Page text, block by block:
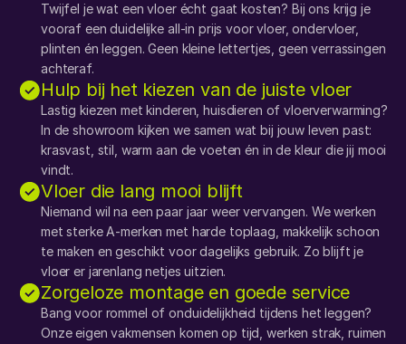
Twijfel je wat een vloer écht gaat kosten? Bij ons krijg je
vooraf een duidelijke all-in prijs voor vloer, ondervloer,
plinten én leggen. Geen kleine lettertjes, geen verrassingen
achteraf.
Hulp bij het kiezen van de juiste vloer
Lastig kiezen met kinderen, huisdieren of vloerverwarming?
In de showroom kijken we samen wat bij jouw leven past:
krasvast, stil, warm aan de voeten én in de kleur die jij mooi
vindt.
Vloer die lang mooi blijft
Niemand wil na een paar jaar weer vervangen. We werken
met sterke A-merken met harde toplaag, makkelijk schoon
te maken en geschikt voor dagelijks gebruik. Zo blijft je
vloer er jarenlang netjes uitzien.
Zorgeloze montage en goede service
Bang voor rommel of onduidelijkheid tijdens het leggen?
Onze eigen vakmensen komen op tijd, werken strak, ruimen